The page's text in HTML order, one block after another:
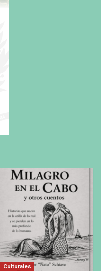
Culturales